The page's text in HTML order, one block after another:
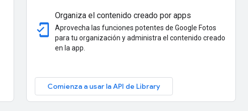
mobile_friendly
Organiza el contenido creado por apps
Aprovecha las funciones potentes de Google Fotos
para tu organización y administra el contenido creado
en la app.
Comienza a usar la API de Library